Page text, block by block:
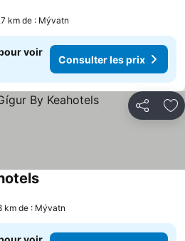
km de : Mývatn
voir
Consulter les prix
Partager
km de : Mývatn